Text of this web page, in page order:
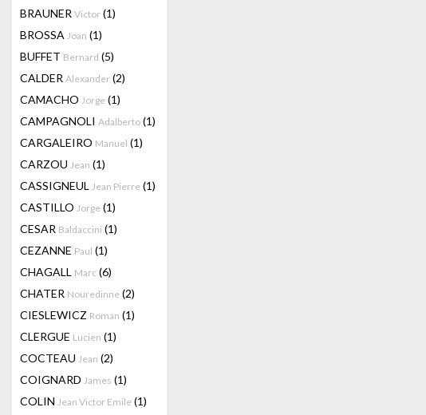
BRAUNER Victor (1)
BROSSA Joan (1)
BUFFET Bernard (5)
CALDER Alexander (2)
CAMACHO Jorge (1)
CAMPAGNOLI Adalberto (1)
CARGALEIRO Manuel (1)
CARZOU Jean (1)
CASSIGNEUL Jean Pierre (1)
CASTILLO Jorge (1)
CESAR Baldaccini (1)
CEZANNE Paul (1)
CHAGALL Marc (6)
CHATER Nouredinne (2)
CIESLEWICZ Roman (1)
CLERGUE Lucien (1)
COCTEAU Jean (2)
COIGNARD James (1)
COLIN Jean Victor Emile (1)